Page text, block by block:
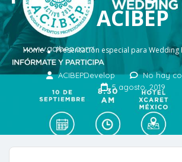
ACIBEP
Home Presentación especial para Wedding
ACIBEPDevelop
No hay
5 agosto, 2019